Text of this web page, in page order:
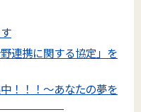
連携に関する協定」を
！！！～あなたの夢を
か～